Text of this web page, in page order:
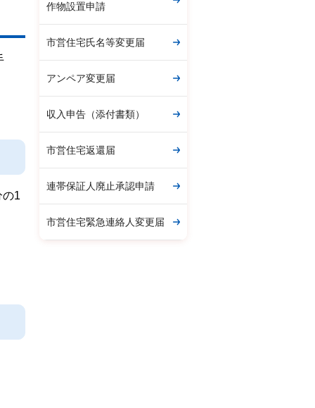
の1
作物設置申請
市営住宅氏名等変更届
アンペア変更届
収入申告（添付書類）
市営住宅返還届
連帯保証人廃止承認申請
市営住宅緊急連絡人変更届